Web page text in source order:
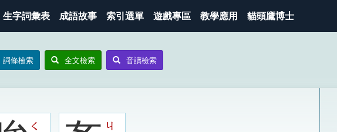
生字詞彙表 成語故事 索引選單 遊戲專區 教學應用 貓頭鷹博士
詞條檢索 全文檢索 音讀檢索
ㄑ
ㄐ